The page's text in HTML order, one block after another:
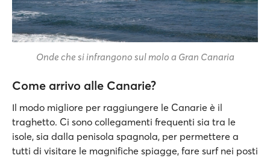
Onde che si infrangono sul molo a Gran Canaria
Come arrivo alle Canarie?
Il modo migliore per raggiungere le Canarie è il
traghetto. Ci sono collegamenti frequenti sia tra le
isole, sia dalla penisola spagnola, per permettere a
tutti di visitare le magnifiche spiagge, fare surf nei posti